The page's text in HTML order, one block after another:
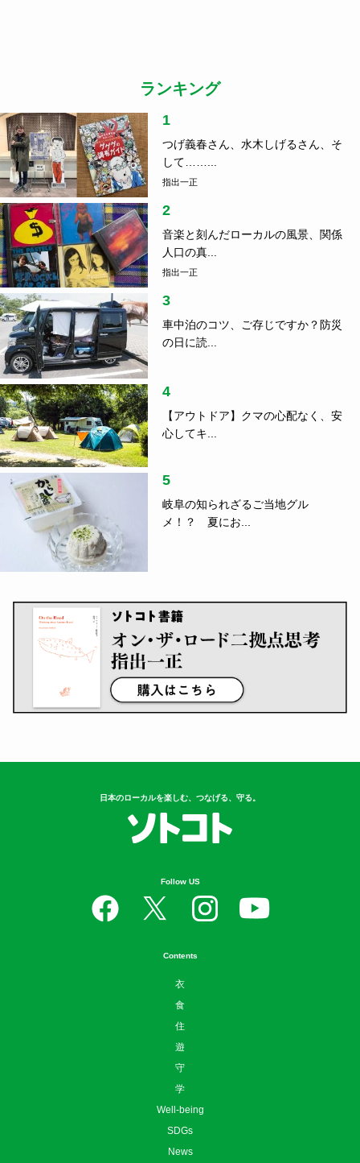
ランキング
1
つげ義春さん、水木しげるさん、そ
して……...
指出一正
2
音楽と刻んだローカルの風景、関係
人口の真...
指出一正
3
車中泊のコツ、ご存じですか？防災
の日に読...
4
【アウトドア】クマの心配なく、安
心してキ...
5
岐阜の知られざるご当地グル
メ！？ 夏にお...
日本のローカルを楽しむ、つなげる、守る。
Follow US
Contents
衣
食
住
遊
守
学
Well-being
SDGs
News